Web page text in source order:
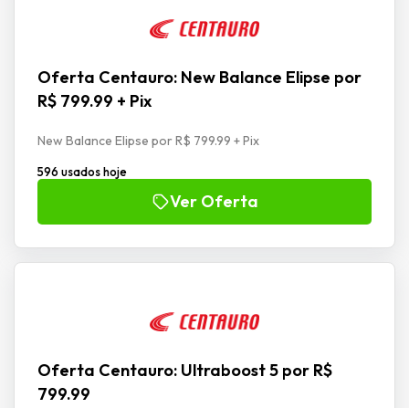
Oferta Centauro: New Balance Elipse por
R$ 799.99 + Pix
New Balance Elipse por R$ 799.99 + Pix
596 usados hoje
Ver Oferta
Oferta Centauro: Ultraboost 5 por R$
799.99